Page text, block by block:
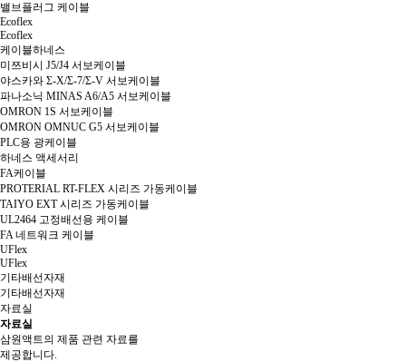
밸브플러그 케이블
Ecoflex
Ecoflex
케이블하네스
미쯔비시 J5/J4 서보케이블
야스카와 Σ-X/Σ-7/Σ-V 서보케이블
파나소닉 MINAS A6/A5 서보케이블
OMRON 1S 서보케이블
OMRON OMNUC G5 서보케이블
PLC용 광케이블
하네스 액세서리
FA케이블
PROTERIAL RT-FLEX 시리즈 가동케이블
TAIYO EXT 시리즈 가동케이블
UL2464 고정배선용 케이블
FA 네트워크 케이블
UFlex
UFlex
기타배선자재
기타배선자재
자료실
자료실
삼원액트의 제품 관련 자료를
제공합니다.